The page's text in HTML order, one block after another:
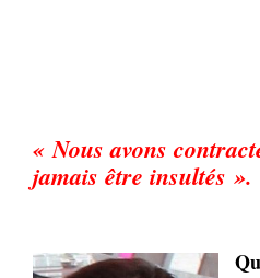
« Nous avons
jamais être insultés ».